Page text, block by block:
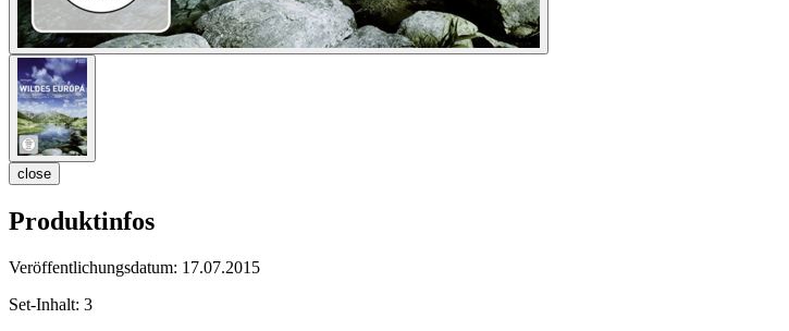
close
Produktinfos
Veröffentlichungsdatum: 17.07.2015
Set-Inhalt: 3